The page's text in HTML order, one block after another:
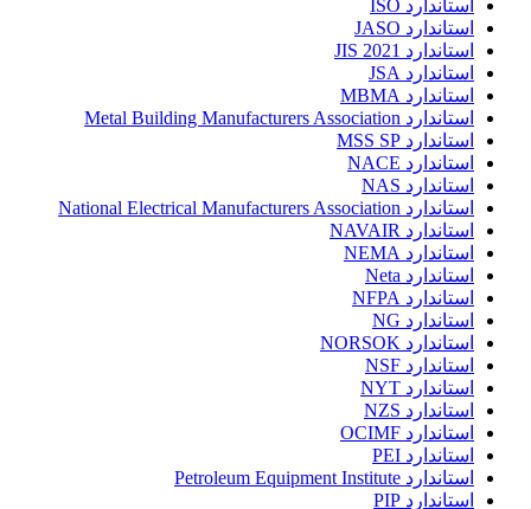
استاندارد ISO
استاندارد JASO
استاندارد JIS 2021
استاندارد JSA
استاندارد MBMA
استاندارد Metal Building Manufacturers Association
استاندارد MSS SP
استاندارد NACE
استاندارد NAS
استاندارد National Electrical Manufacturers Association
استاندارد NAVAIR
استاندارد NEMA
استاندارد Neta
استاندارد NFPA
استاندارد NG
استاندارد NORSOK
استاندارد NSF
استاندارد NYT
استاندارد NZS
استاندارد OCIMF
استاندارد PEI
استاندارد Petroleum Equipment Institute
استاندارد PIP